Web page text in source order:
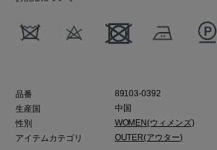
品番
89103-0392
生産国
中国
性別
WOMEN(ウィメンズ)
アイテムカテゴリ
OUTER(アウター)